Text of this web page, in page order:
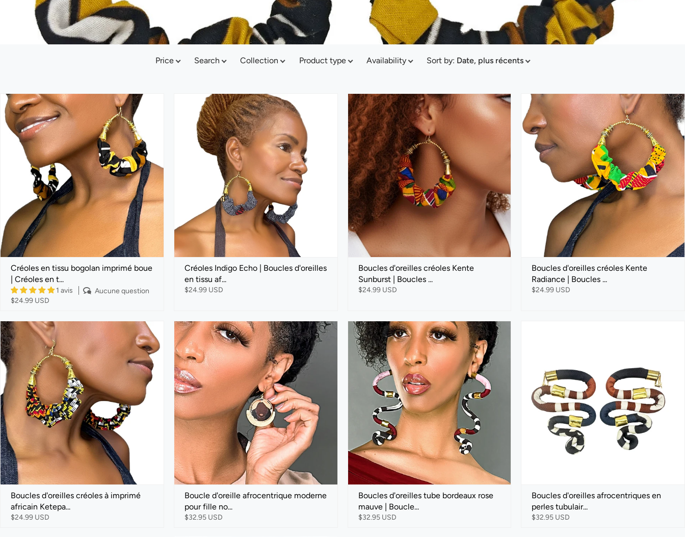
Price Search Collection Product type Availability Sort by: Date, plus récents
Créoles en tissu bogolan imprimé boue
| Créoles en t...
1 avis
Aucune question
$24.99 USD
Créoles Indigo Echo | Boucles d'oreilles
en tissu af...
$24.99 USD
Boucles d'oreilles créoles Kente
Sunburst | Boucles ...
$24.99 USD
Boucles d'oreilles créoles Kente
Radiance | Boucles ...
$24.99 USD
Boucles d'oreilles créoles à imprimé
africain Ketepa...
$24.99 USD
Boucle d'oreille afrocentrique moderne
pour fille no...
$32.95 USD
Boucles d'oreilles tube bordeaux rose
mauve | Boucle...
$32.95 USD
Boucles d'oreilles afrocentriques en
perles tubulair...
$32.95 USD